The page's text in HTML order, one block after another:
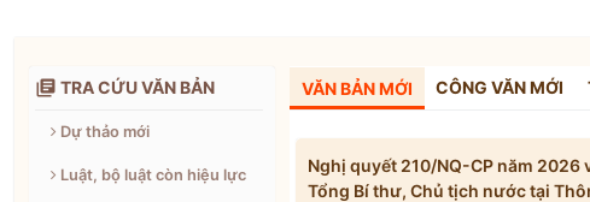
 TRA CỨU VĂN BẢN
Dự thảo mới
Luật, bộ luật còn hiệu lực
VĂN BẢN MỚI CÔNG VĂN MỚI
Nghị quyết 210/NQ-CP năm
Tổng Bí thư, Chủ tịch nước tại